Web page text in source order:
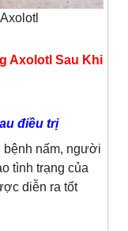
Axolotl Sau Khi
điều trị
bệnh nấm, người
tình trạng của
diễn ra tốt